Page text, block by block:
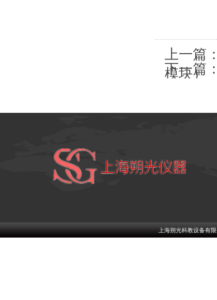
上一篇
模块）
下一篇
上海朔光科教设备有